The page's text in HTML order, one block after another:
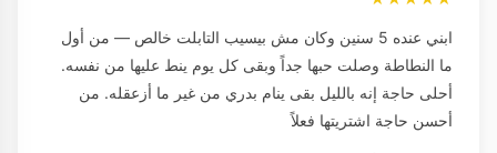
ابني عنده 5 سنين وكان مش بيسيب التابلت خالص — من أول
ما النطاطة وصلت حبها جداً وبقى كل يوم ينط عليها من نفسه.
أحلى حاجة إنه بالليل بقى ينام بدري من غير ما أزعقله. من
أحسن حاجة اشتريتها فعلاً